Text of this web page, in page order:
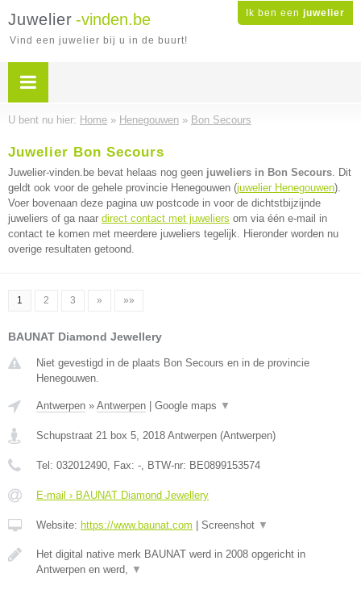
Ik ben een juwelier
Juwelier -vinden.be
Vind een juwelier bij u in de buurt!
U bent nu hier: Home » Henegouwen » Bon Secours
Juwelier Bon Secours
Juwelier-vinden.be bevat helaas nog geen juweliers in Bon Secours. Dit
geldt ook voor de gehele provincie Henegouwen (juwelier Henegouwen).
Voer bovenaan deze pagina uw postcode in voor de dichtstbijzijnde
juweliers of ga naar direct contact met juweliers om via één e-mail in
contact te komen met meerdere juweliers tegelijk. Hieronder worden nu
overige resultaten getoond.
1 2 3 » »»
BAUNAT Diamond Jewellery
Niet gevestigd in de plaats Bon Secours en in de provincie
Henegouwen.
Antwerpen » Antwerpen Google maps ▼
Schupstraat 21 box 5, 2018 Antwerpen (Antwerpen)
Tel: 032012490, Fax: -, BTW-nr: BE0899153574
E-mail › BAUNAT Diamond Jewellery
Website: https://www.baunat.com Screenshot ▼
Het digital native merk BAUNAT werd in 2008 opgericht in
Antwerpen en werd, ▼